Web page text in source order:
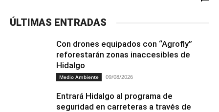
ÚLTIMAS ENTRADAS
Con drones equipados con “Agrofly”
reforestarán zonas inaccesibles de
Hidalgo
Medio Ambiente 09/08/2026
Entrará Hidalgo al programa de
seguridad en carreteras a través de